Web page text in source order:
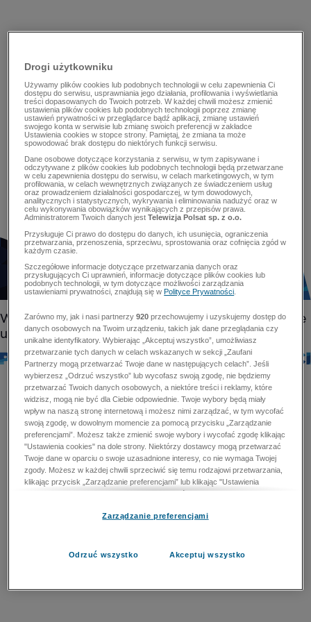
Drogi użytkowniku
Używamy plików cookies lub podobnych technologii w celu zapewnienia Ci
dostępu do serwisu, usprawniania jego działania, profilowania i wyświetlania
treści dopasowanych do Twoich potrzeb. W każdej chwili możesz zmienić
ustawienia plików cookies lub podobnych technologii poprzez zmianę
ustawień prywatności w przeglądarce bądź aplikacji, zmianę ustawień
swojego konta w serwisie lub zmianę swoich preferencji w zakładce
Ustawienia cookies w stopce strony. Pamiętaj, że zmiana ta może
spowodować brak dostępu do niektórych funkcji serwisu.
Dane osobowe dotyczące korzystania z serwisu, w tym zapisywane i
odczytywane z plików cookies lub podobnych technologii będą przetwarzane
w celu zapewnienia dostępu do serwisu, w celach marketingowych, w tym
profilowania, w celach wewnętrznych związanych ze świadczeniem usług
oraz prowadzeniem działalności gospodarczej, w tym dowodowych,
analitycznych i statystycznych, wykrywania i eliminowania nadużyć oraz w
celu wykonywania obowiązków wynikających z przepisów prawa.
Administratorem Twoich danych jestTelewizja Polsat sp. z o.o.
Przysługuje Ci prawo do dostępu do danych, ich usunięcia, ograniczenia
przetwarzania, przenoszenia, sprzeciwu, sprostowania oraz cofnięcia zgód w
każdym czasie.
Szczegółowe informacje dotyczące przetwarzania danych oraz
przysługujących Ci uprawnień, informacje dotyczące plików cookies lub
podobnych technologii, w tym dotyczące możliwości zarządzania
ustawieniami prywatności, znajdują się wPolityce Prywatności
Zarówno my, jak i nasi partnerzy920 przechowujemy i uzyskujemy dostęp do
danych osobowych na Twoim urządzeniu, takich jak dane przeglądania czy
unikalne identyfikatory. Wybierając „Akceptuj wszystko”, umożliwiasz
przetwarzanie tych danych w celach wskazanych w sekcji „Zaufani
Partnerzy mogą przetwarzać Twoje dane w następujących celach”. Jeśli
wybierzesz „Odrzuć wszystko” lub wycofasz swoją zgodę, nie będziemy
przetwarzać Twoich danych osobowych, a niektóre treści i reklamy, które
widzisz, mogą nie być dla Ciebie odpowiednie. Twoje wybory będą miały
wpływ na naszą stronę internetową i możesz nimi zarządzać, w tym wycofać
swoją zgodę, w dowolnym momencie za pomocą przycisku „Zarządzanie
preferencjami”. Możesz także zmienić swoje wybory i wycofać zgodę klikając
"Ustawienia cookies" na dole strony. Niektórzy dostawcy mogą przetwarzać
Twoje dane w oparciu o swoje uzasadnione interesy, co nie wymaga Twojej
zgody. Możesz w każdej chwili sprzeciwić się temu rodzajowi przetwarzania,
klikając przycisk „Zarządzanie preferencjami” lub klikając "Ustawienia
cookies" na dole strony. Nie możesz sprzeciwić się przetwarzaniu przez
zapobiegania oszustwom i naprawiania błędów, a w tym celu mogą zostać
przetwarzaniu danych osobowych w celu dostarczania i prezentacji reklam i
Zarządzanie preferencjami
Odrzuć wszystko Akceptuj wszystko